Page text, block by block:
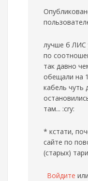
лучше б ЛИС
по
так давно
обещали на
кабель чуть
там... :cry:
* кстати,
сайте по
(старых)
Войдите или